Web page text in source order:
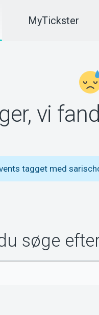
MyTickster
vi
tagget med
søge